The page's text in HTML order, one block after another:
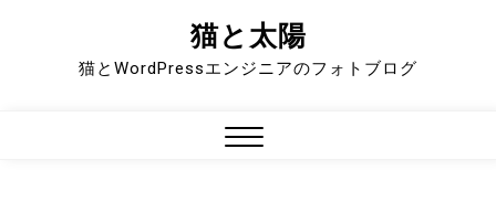
猫と太陽
猫とWordPressエンジニアのフォトブログ